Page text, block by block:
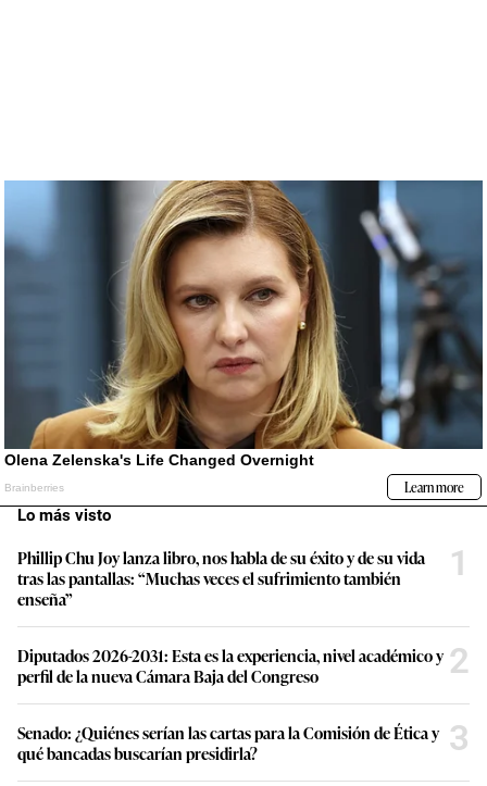
Lo más visto
Phillip Chu Joy lanza libro, nos habla de su éxito y de su vida
tras las pantallas: “Muchas veces el sufrimiento también
enseña”
1
Diputados 2026-2031: Esta es la experiencia, nivel académico y
perfil de la nueva Cámara Baja del Congreso
2
Senado: ¿Quiénes serían las cartas para la Comisión de Ética y
qué bancadas buscarían presidirla?
3